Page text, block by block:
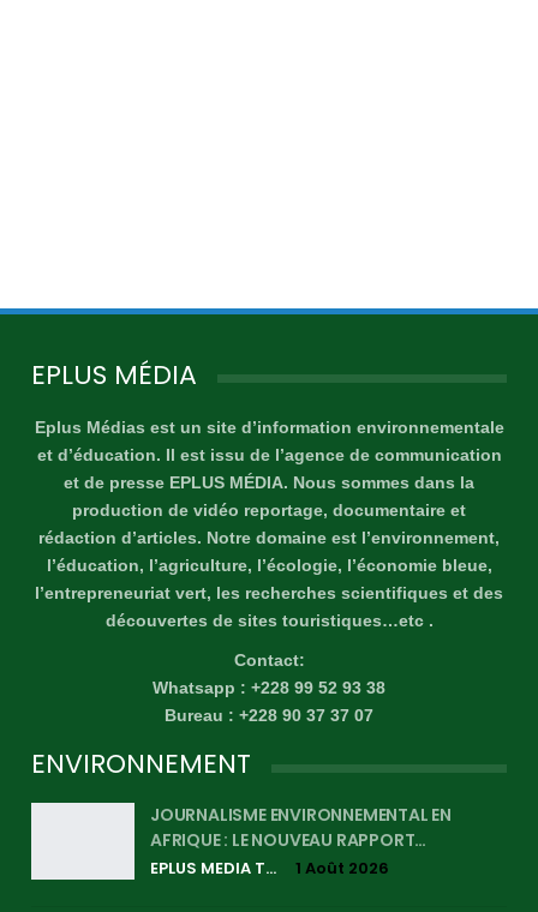
EPLUS MÉDIA
Eplus Médias est un site d’information environnementale
et d’éducation. Il est issu de l’agence de communication
et de presse EPLUS MÉDIA. Nous sommes dans la
production de vidéo reportage, documentaire et
rédaction d’articles. Notre domaine est l’environnement,
l’éducation, l’agriculture, l’écologie, l’économie bleue,
l’entrepreneuriat vert, les recherches scientifiques et des
découvertes de sites touristiques…etc .
Contact:
Whatsapp : +228 99 52 93 38
Bureau : +228 90 37 37 07
ENVIRONNEMENT
JOURNALISME ENVIRONNEMENTAL EN
AFRIQUE : LE NOUVEAU RAPPORT…
EPLUS MEDIA TV 1 Août 2026